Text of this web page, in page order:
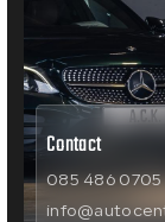
Contact
085 486 0705